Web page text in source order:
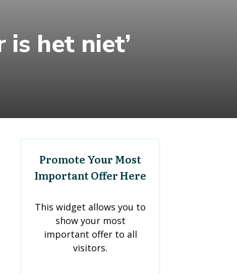
het niet’
Promote Your Most
Important Offer Here
This widget allows you to
show your most
important offer to all
visitors.